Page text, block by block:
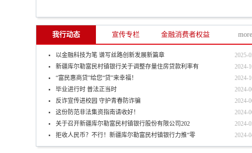
我行动态 宣传专栏 金融消费者权益
以金融科技为笔 谱写丝路创新发展新篇章
2025-
新疆库尔勒富民村镇银行关于调整存量住房贷款利率有
2024-
“富民惠商贷”给您“贷”来幸福！
2024-
毕业进行时 普法正当时
2024-
反诈宣传进校园 守护青春防诈骗
2024-
这份防范非法集资指南请收好！
2024-
关于召开新疆库尔勒富民村镇银行股份有限公司202
2024-
拒收人民币？不行！新疆库尔勒富民村镇银行力推“零
2024-